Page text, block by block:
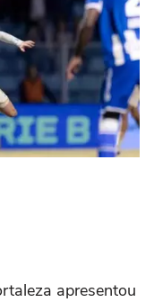
apresentou